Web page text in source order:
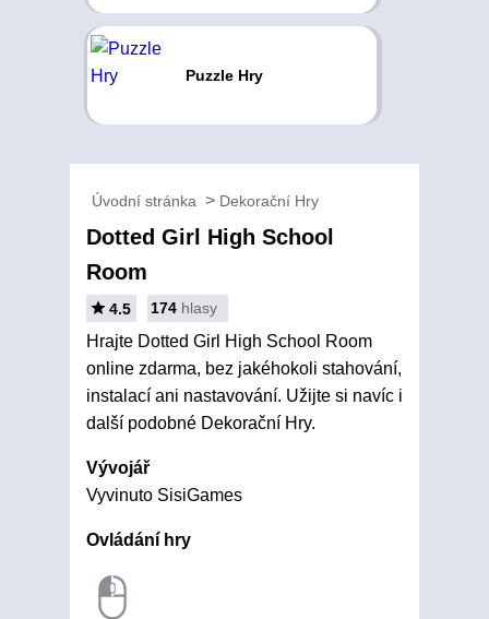
Puzzle Hry
Úvodní stránka Dekorační Hry
Dotted Girl High School
Room
4.5 174 hlasy
Hrajte Dotted Girl High School Room
online zdarma, bez jakéhokoli stahování,
instalací ani nastavování. Užijte si navíc i
další podobné Dekorační Hry.
Vývojář
Vyvinuto SisiGames
Ovládání hry